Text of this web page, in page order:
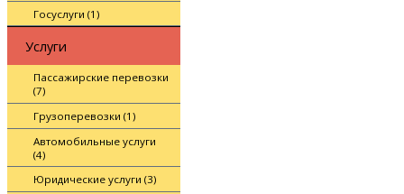
Госуслуги (1)
Услуги
Пассажирские перевозки
(7)
Грузоперевозки (1)
Автомобильные услуги
(4)
Юридические услуги (3)